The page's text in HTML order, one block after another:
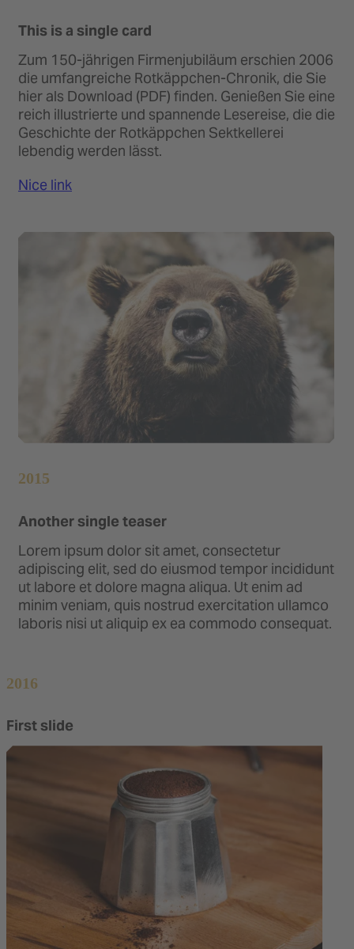
This is a single card
Zum 150-jährigen Firmenjubiläum erschien 2006
die umfangreiche Rotkäppchen-Chronik, die Sie
hier als Download (PDF) finden. Genießen Sie eine
reich illustrierte und spannende Lesereise, die die
Geschichte der Rotkäppchen Sektkellerei
lebendig werden lässt.
Nice link
2015
Another single teaser
Lorem ipsum dolor sit amet, consectetur
adipiscing elit, sed do eiusmod tempor incididunt
ut labore et dolore magna aliqua. Ut enim ad
minim veniam, quis nostrud exercitation ullamco
laboris nisi ut aliquip ex ea commodo consequat.
2016
First slide